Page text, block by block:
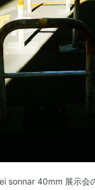
sonnar 40mm 展示会